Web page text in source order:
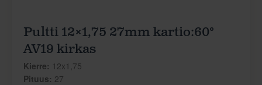
Pultti 12×1,75 27mm kartio:60°
AV19 kirkas
Kierre: 12x1,75
Pituus: 27